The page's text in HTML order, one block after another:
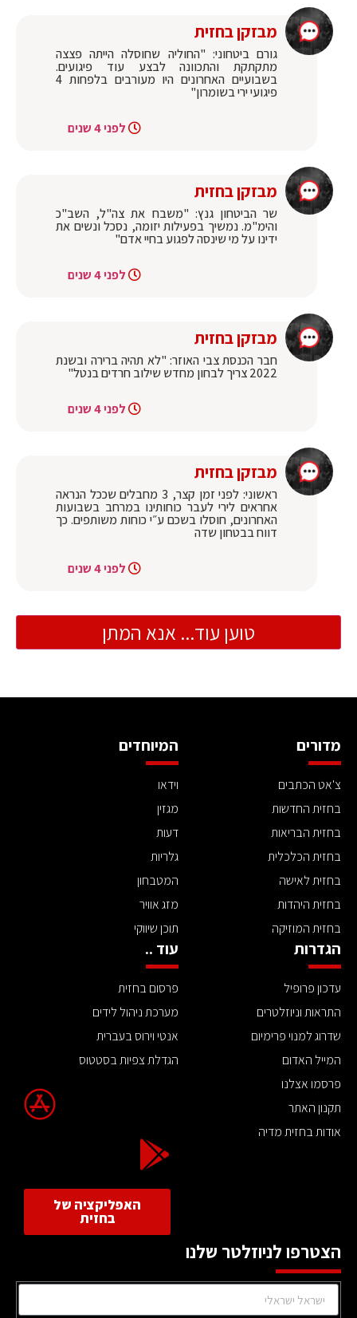
מבזקן בחזית
גורם ביטחוני: "החוליה שחוסלה הייתה פצצה
מתקתקת והתכוונה לבצע עוד פיגועים.
בשבועיים האחרונים היו מעורבים בלפחות 4
פיגועי ירי בשומרון"
לפני 4 שנים
מבזקן בחזית
שר הביטחון גנץ: "משבח את צה"ל, השב"כ
והימ"מ. נמשיך בפעילות יזומה, נסכל ונשים את
ידינו על מי שינסה לפגוע בחיי אדם"
לפני 4 שנים
מבזקן בחזית
חבר הכנסת צבי האוזר: "לא תהיה ברירה ובשנת
2022 צריך לבחון מחדש שילוב חרדים בנטל"
לפני 4 שנים
מבזקן בחזית
ראשוני: לפני זמן קצר, 3 מחבלים שככל הנראה
אחראים לירי לעבר כוחותינו במרחב בשבועות
האחרונים, חוסלו בשכם ע״י כוחות משותפים. כך
דווח בבטחון שדה
לפני 4 שנים
טוען עוד... אנא המתן
מדורים
צ'אט הכתבים
בחזית החדשות
בחזית הבריאות
בחזית הכלכלית
בחזית לאישה
בחזית היהדות
בחזית המוזיקה
המיוחדים
וידאו
מגזין
דעות
גלריות
המטבחון
מזג אוויר
תוכן שיווקי
הגדרות
עדכון פרופיל
התראות וניוזלטרים
שדרוג למנוי פרימיום
המייל האדום
פרסמו אצלנו
תקנון האתר
אודות בחזית מדיה
עוד ..
פרסום בחזית
מערכת ניהול לידים
אנטי וירוס בעברית
הגדלת צפיות בסטטוס
האפליקציה של
בחזית
הצטרפו לניוזלטר שלנו